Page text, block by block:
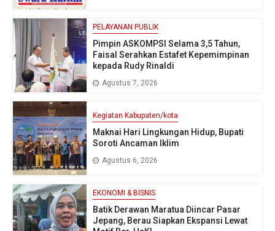
PELAYANAN PUBLIK
Pimpin ASKOMPSI Selama 3,5 Tahun,
Faisal Serahkan Estafet Kepemimpinan
kepada Rudy Rinaldi
Agustus 7, 2026
Kegiatan Kabupaten/kota
Maknai Hari Lingkungan Hidup, Bupati
Soroti Ancaman Iklim
Agustus 6, 2026
EKONOMI & BISNIS
Batik Derawan Maratua Diincar Pasar
Jepang, Berau Siapkan Ekspansi Lewat